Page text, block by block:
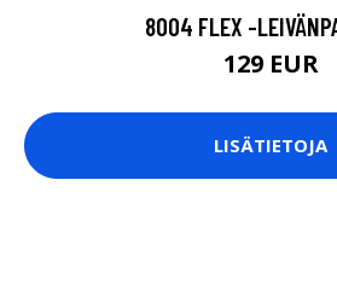
8004 FLEX -
129 EUR
LISÄTIETOJA